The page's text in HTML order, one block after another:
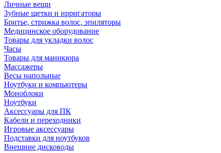
Личные вещи
Зубные щетки и ирригаторы
Бритье, стрижка волос, эпиляторы
Медицинское оборудование
Товары для укладки волос
Часы
Товары для маникюра
Массажеры
Весы напольные
Ноутбуки и компьютеры
Моноблоки
Ноутбуки
Аксессуары для ПК
Кабели и переходники
Игровые аксессуары
Подставки для ноутбуков
Внешние дисководы